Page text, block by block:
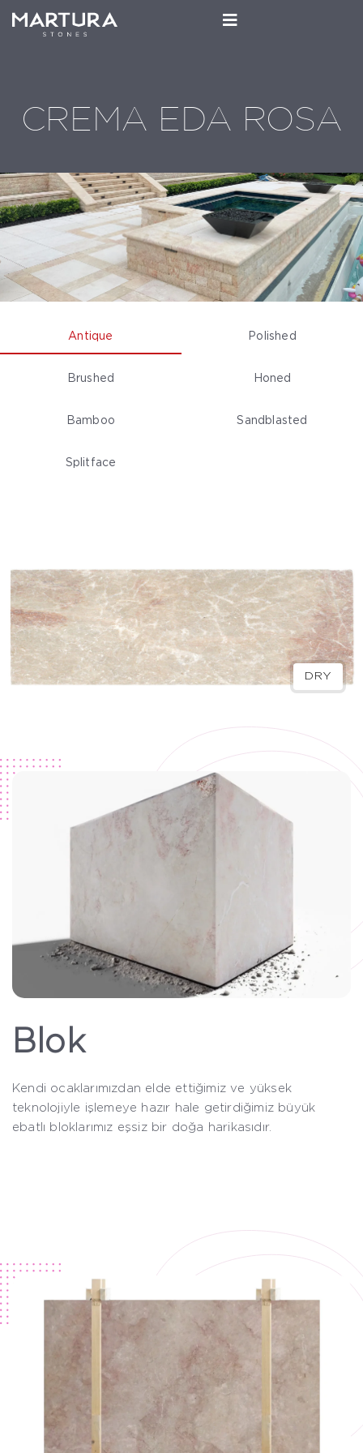
CREMA EDA ROSA
Antique Polished
Brushed Honed
Bamboo Sandblasted
Splitface
DRY
WET
Blok
Kendi ocaklarımızdan elde ettiğimiz ve yüksek
teknolojiyle işlemeye hazır hale getirdiğimiz büyük
ebatlı bloklarımız eşsiz bir doğa harikasıdır.